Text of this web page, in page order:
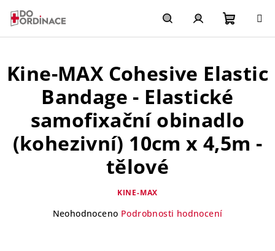
obsah
HledatPřihlášení
košík
Kine-MAX Cohesive Elastic
Bandage - Elastické
samofixační obinadlo
(kohezivní) 10cm x 4,5m -
tělové
KINE-MAX
Průměrné
Neohodnoceno Podrobnosti hodnocení